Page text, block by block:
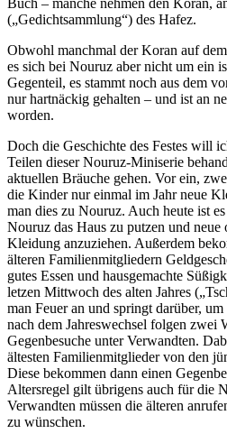
(„Gedichtsammlung“) des Hafez.
Obwohl manchmal der Koran auf
es sich bei Nouruz aber nicht um ein
Gegenteil, es stammt noch aus dem
nur hartnäckig gehalten – und ist an
worden.
Doch die Geschichte des Festes will
Teilen dieser Nouruz-Miniserie
aktuellen Bräuche gehen. Vor ein,
die Kinder nur einmal im Jahr neue
man dies zu Nouruz. Auch heute ist
Nouruz das Haus zu putzen und neue
Kleidung anzuziehen. Außerdem
älteren Familienmitgliedern
gutes Essen und hausgemachte
letzen Mittwoch des alten Jahres
man Feuer an und springt darüber,
nach dem Jahreswechsel folgen zwei
Gegenbesuche unter Verwandten.
ältesten Familienmitglieder von den
Diese bekommen dann einen
Altersregel gilt übrigens auch für die
Verwandten müssen die älteren
zu wünschen.